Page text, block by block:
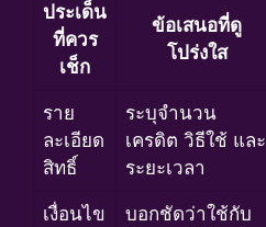
ประเด็น
ที่ควร
เช็ก
ข้อเสนอที่ดู
โปร่งใส
ราย
ละเอียด
สิทธิ์
ระบุจำนวน
เครดิต วิธีใช้ และ
ระยะเวลา
เงื่อนไข
บอกชัดว่าใช้กับ